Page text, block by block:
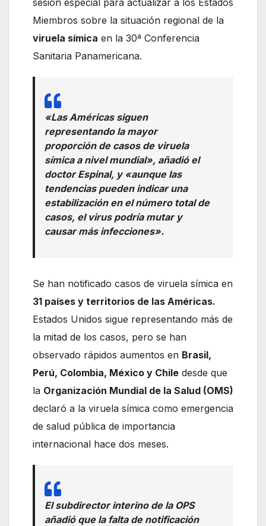
sesión especial para actualizar a los Estados
Miembros sobre la situación regional de la
viruela símica en la 30ª Conferencia
Sanitaria Panamericana.
«Las Américas siguen
representando la mayor
proporción de casos de viruela
símica a nivel mundial», añadió el
doctor Espinal, y «aunque las
tendencias pueden indicar una
estabilización en el número total de
casos, el virus podría mutar y
causar más infecciones».
Se han notificado casos de viruela símica en
31 países y territorios de las Américas.
Estados Unidos sigue representando más de
la mitad de los casos, pero se han
observado rápidos aumentos en Brasil,
Perú, Colombia, México y Chile desde que
la Organización Mundial de la Salud (OMS)
declaró a la viruela símica como emergencia
de salud pública de importancia
internacional hace dos meses.
El subdirector interino de la OPS
añadió que la falta de notificación